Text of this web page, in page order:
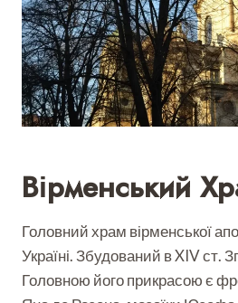
Вірменський
Головний храм вірменської
Україні. Збудований в XIV ст.
Головною його прикрасою є